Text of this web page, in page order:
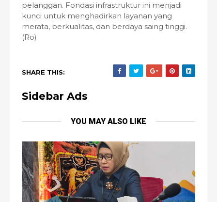
pelanggan. Fondasi infrastruktur ini menjadi
kunci untuk menghadirkan layanan yang
merata, berkualitas, dan berdaya saing tinggi.
(Ro)
SHARE THIS:
Sidebar Ads
YOU MAY ALSO LIKE